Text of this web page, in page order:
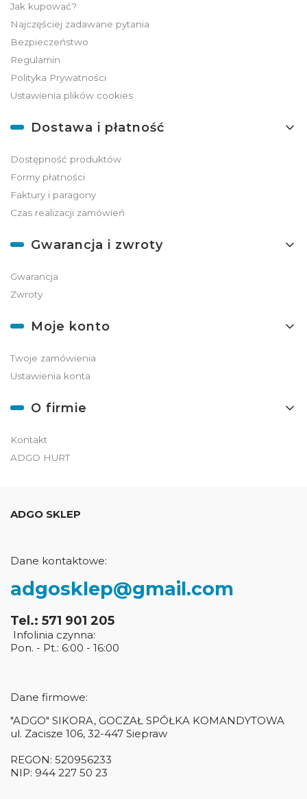
Jak kupować?
Najczęściej zadawane pytania
Bezpieczeństwo
Regulamin
Polityka Prywatności
Ustawienia plików cookies
Dostawa i płatność
Dostępność produktów
Formy płatności
Faktury i paragony
Czas realizacji zamówień
Gwarancja i zwroty
Gwarancja
Zwroty
Moje konto
Twoje zamówienia
Ustawienia konta
O firmie
Kontakt
ADGO HURT
ADGO SKLEP
Dane kontaktowe:
adgosklep@gmail.com
Tel.: 571 901 205
Infolinia czynna:
Pon. - Pt.: 6:00 - 16:00
Dane firmowe:
"ADGO" SIKORA, GOCZAŁ SPÓŁKA KOMANDYTOWA
ul. Zacisze 106, 32-447 Siepraw
REGON: 520956233
NIP: 944 227 50 23